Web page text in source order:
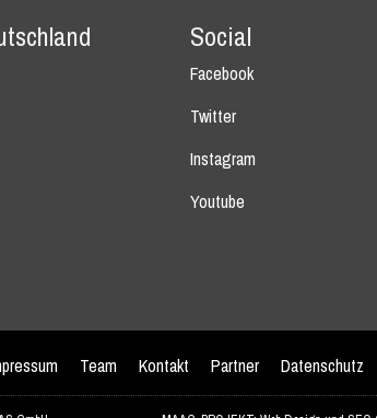
Social
Facebook
Twitter
Instagram
Youtube
Team Kontakt Partner Datenschutz